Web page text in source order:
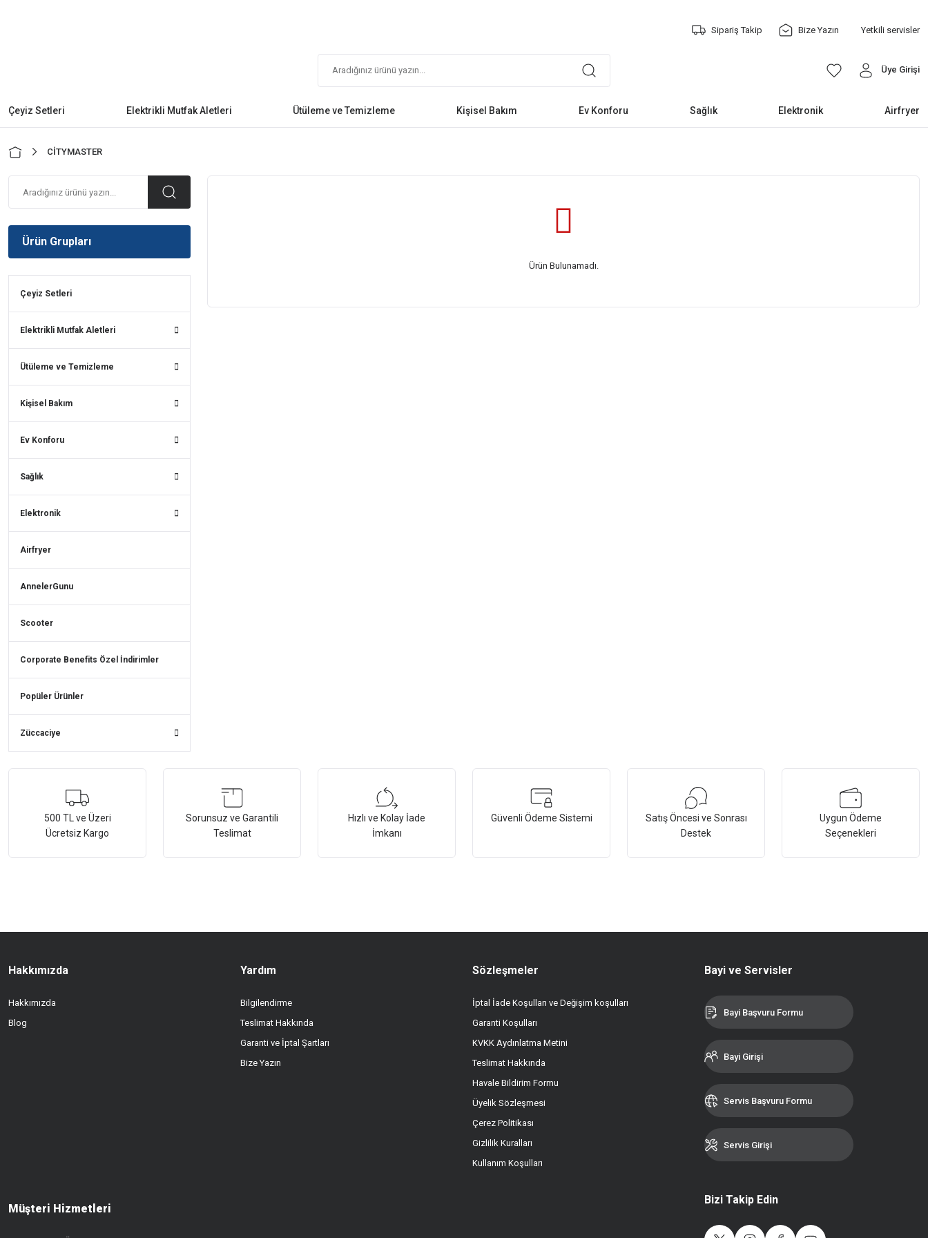
Sipariş Takip Bize Yazın Yetkili servisler
Üye Girişi
Çeyiz Setleri Elektrikli Mutfak Aletleri Ütüleme ve Temizleme Kişisel Bakım Ev Konforu Sağlık Elektronik Airfryer
CİTYMASTER
Ürün Grupları
Çeyiz Setleri
Elektrikli Mutfak Aletleri
Ütüleme ve Temizleme
Kişisel Bakım
Ev Konforu
Sağlık
Elektronik
Airfryer
AnnelerGunu
Scooter
Corporate Benefits Özel İndirimler
Popüler Ürünler
Züccaciye
Ürün Bulunamadı.
500 TL ve Üzeri
Ücretsiz Kargo
Sorunsuz ve Garantili
Teslimat
Hızlı ve Kolay İade
İmkanı
Güvenli Ödeme Sistemi
Satış Öncesi ve Sonrası
Destek
Uygun Ödeme
Seçenekleri
Hakkımızda
Hakkımızda
Blog
Yardım
Bilgilendirme
Teslimat Hakkında
Garanti ve İptal Şartları
Bize Yazın
Sözleşmeler
İptal İade Koşulları ve Değişim koşulları
Garanti Koşulları
KVKK Aydınlatma Metini
Teslimat Hakkında
Havale Bildirim Formu
Üyelik Sözleşmesi
Çerez Politikası
Gizlilik Kuralları
Kullanım Koşulları
Müşteri Hizmetleri
Bayi ve Servisler
Bayi Başvuru Formu
Bayi Girişi
Servis Başvuru Formu
Servis Girişi
Bizi Takip Edin